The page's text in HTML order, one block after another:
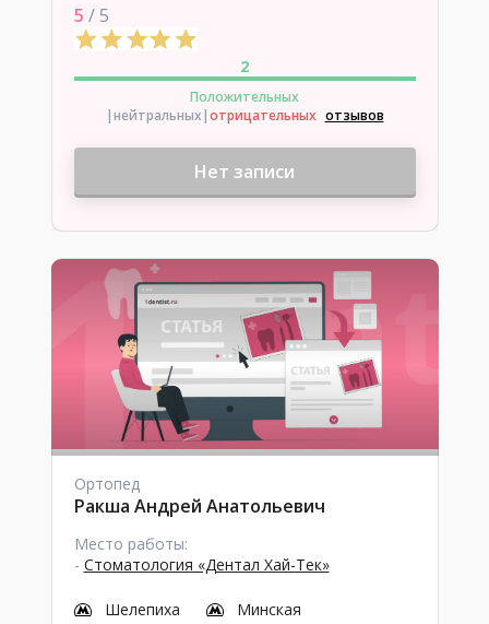
5 / 5
2
Положительных
|нейтральных|отрицательных отзывов
Нет записи
Ортопед
Ракша Андрей Анатольевич
Место работы:
- Стоматология «Дентал Хай-Тек»
Шелепиха Минская